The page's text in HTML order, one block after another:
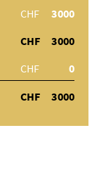
CHF
3000
CHF
3000
CHF
0
CHF 3000